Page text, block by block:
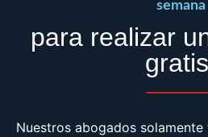
semana
para realizar
Nuestros abogados solamente